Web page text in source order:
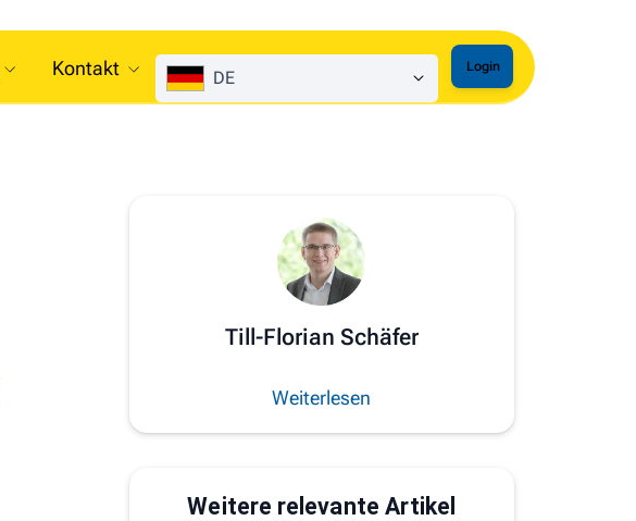
Kontakt DE
Login
Till-Florian Schäfer
Weiterlesen
Weitere relevante Artikel